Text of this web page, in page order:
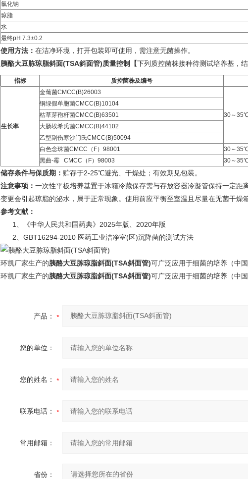
氯化钠
琼脂
水
最终pH 7.3±0.2
使用方法： 在洁净环境，打开包装即可使用，需注意无菌操作。
胰酪大豆胨琼脂斜面(TSA斜面管)质量控制【下列质控菌株接种待测试培养基，结
指标 质控菌株及编号
生长率
金葡菌CMCC(B)26003
30～
铜绿假单胞菌CMCC(B)10104
枯草芽孢杆菌CMCC(B)63501
大肠埃希氏菌CMCC(B)44102
乙型副伤寒沙门氏CMCC(B)50094
白色念珠菌CMCC（F）98001
30～
黑曲-霉 CMCC（F）98003
30～
储存条件与保质期： 贮存于2-25℃避光、干燥处；有效期见包装。
注意事项： 一次性平板培养基置于冰箱冷藏保存需与存放容器冷凝管保持一定距
变更会引起琼脂的泌水，属于正常现象。使用前应平衡至室温且尽量在无菌干燥
参考文献：
1、《中华人民共和国药典》2025年版、2020年版
2、GBT16294-2010 医药工业洁净室(区)沉降菌的测试方法
环凯厂家生产的胰酪大豆胨琼脂斜面(TSA斜面管)可广泛应用于细菌的培养（中国
环凯厂家生产的胰酪大豆胨琼脂斜面(TSA斜面管)可广泛应用于细菌的培养（中国
产品：
您的单位：
您的姓名：
联系电话：
常用邮箱：
省份：